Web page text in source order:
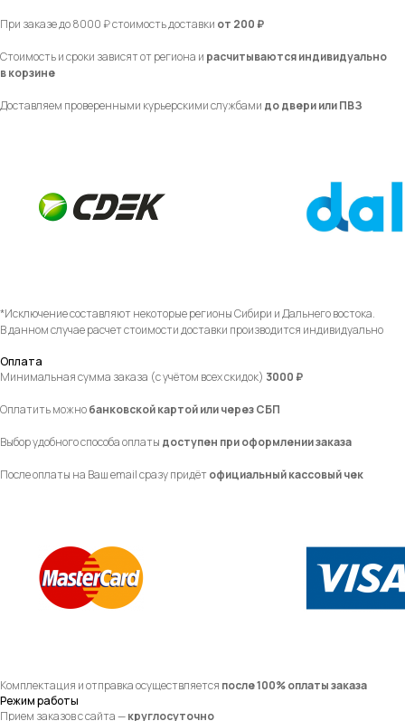
При заказе до 8000 ₽ стоимость доставки от 200 ₽
Стоимость и сроки зависят от региона и расчитываются индивидуально
в корзине
Доставляем проверенными курьерскими службами до двери или ПВЗ
*Исключение составляют некоторые регионы Сибири и Дальнего востока.
В данном случае расчет стоимости доставки производится индивидуально
Оплата
Минимальная сумма заказа (с учётом всех скидок) 3000 ₽
Оплатить можнобанковской картой или через СБП
Выбор удобного способа оплаты доступен при оформлении заказа
После оплаты на Ваш email сразу придётофициальный кассовый чек
Комплектация и отправка осуществляется после 100% оплаты заказа
Режим работы
Прием заказов с сайта —круглосуточно